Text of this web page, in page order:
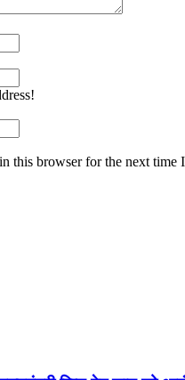
this browser for the next time